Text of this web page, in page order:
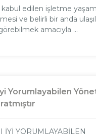
kabul edilen işletme
ve belirli bir anda
amacıyla ...
Yorumlayabilen
İYİ YORUMLAYABİLEN